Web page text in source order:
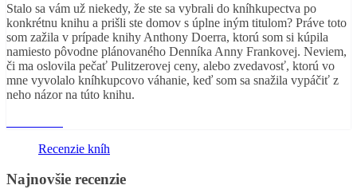
Stalo sa vám už niekedy, že ste sa vybrali do kníhkupectva po
konkrétnu knihu a prišli ste domov s úplne iným titulom? Práve toto
som zažila v prípade knihy Anthony Doerra, ktorú som si kúpila
namiesto pôvodne plánovaného Denníka Anny Frankovej. Neviem,
či ma oslovila pečať Pulitzerovej ceny, alebo zvedavosť, ktorú vo
mne vyvolalo kníhkupcovo váhanie, keď som sa snažila vypáčiť z
neho názor na túto knihu.
Recenzie kníh
Najnovšie recenzie